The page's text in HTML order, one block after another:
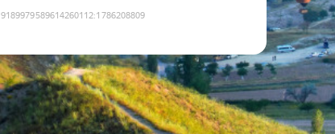
9189979589614260112:1786208809